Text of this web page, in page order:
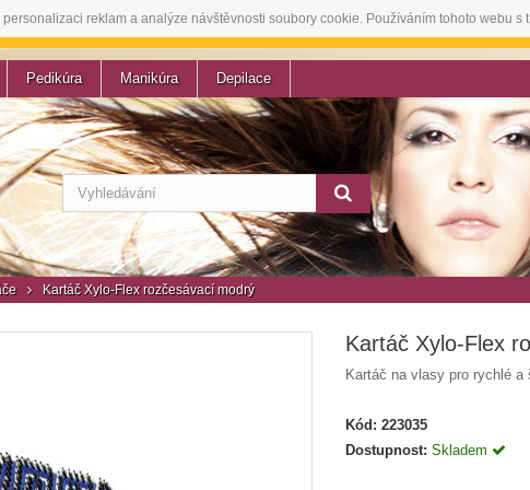
reklam a analýze návštěvnosti soubory cookie. Používáním tohoto webu s
Pedikúra Manikúra Depilace
Kartáč Xylo-Flex rozčesávací modrý
Kartáč Xylo-Flex
Kartáč na vlasy pro rychlé a
Kód: 223035
Dostupnost: Skladem